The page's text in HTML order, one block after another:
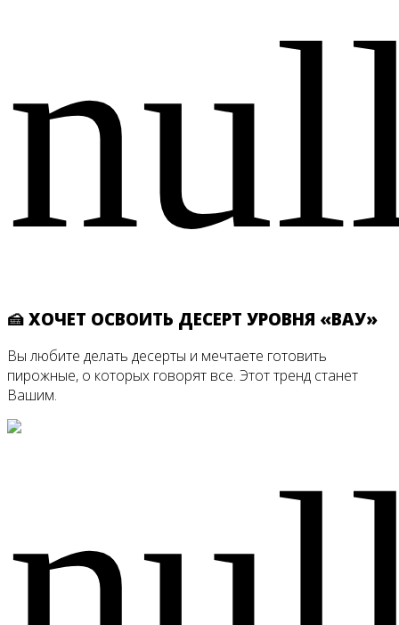
🍰 ХОЧЕТ ОСВОИТЬ ДЕСЕРТ УРОВНЯ «ВАУ»
Вы любите делать десерты и мечтаете готовить
пирожные, о которых говорят все. Этот тренд станет
Вашим.